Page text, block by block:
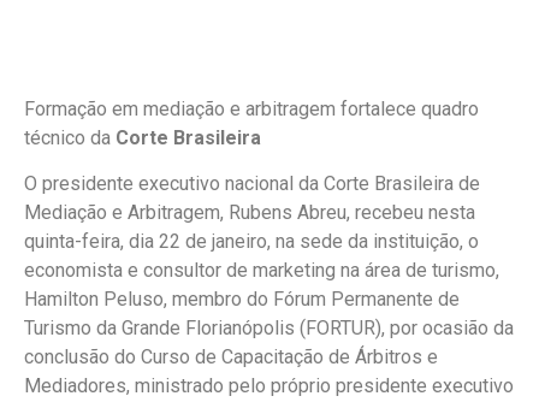
Formação em mediação e arbitragem fortalece quadro
técnico da Corte Brasileira
O presidente executivo nacional da Corte Brasileira de
Mediação e Arbitragem, Rubens Abreu, recebeu nesta
quinta-feira, dia 22 de janeiro, na sede da instituição, o
economista e consultor de marketing na área de turismo,
Hamilton Peluso, membro do Fórum Permanente de
Turismo da Grande Florianópolis (FORTUR), por ocasião da
conclusão do Curso de Capacitação de Árbitros e
Mediadores, ministrado pelo próprio presidente executivo